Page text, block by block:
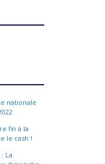
nationale
fin à la
le cash !
La